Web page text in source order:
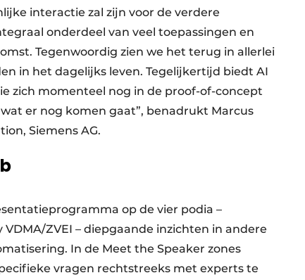
interactie zal zijn voor de verdere
onderdeel van veel toepassingen en
Tegenwoordig zien we het terug in allerlei
in het dagelijks leven. Tegelijkertijd biedt AI
zich momenteel nog in de proof-of-concept
er nog komen gaat”, benadrukt Marcus
Siemens AG.
op de vier podia –
ZVEI – diepgaande inzichten in andere
In de Meet the Speaker zones
vragen rechtstreeks met experts te